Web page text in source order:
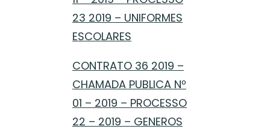
23 2019 – UNIFORMES
ESCOLARES
CONTRATO 36 2019 –
CHAMADA PUBLICA Nº
01 – 2019 – PROCESSO
22 – 2019 – GENEROS